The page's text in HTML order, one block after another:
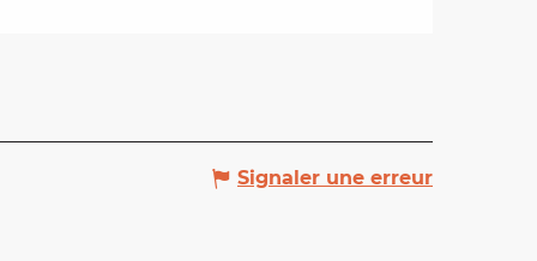
Signaler une erreur